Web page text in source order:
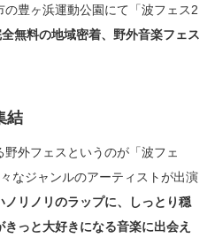
豊ヶ浜運動公園にて「波フェス2
無料の地域密着、野外音楽フェス
結
外フェスというのが「波フェ
なジャンルのアーティストが出演
ノリノリのラップに、しっとり穏
っと大好きになる音楽に出会え